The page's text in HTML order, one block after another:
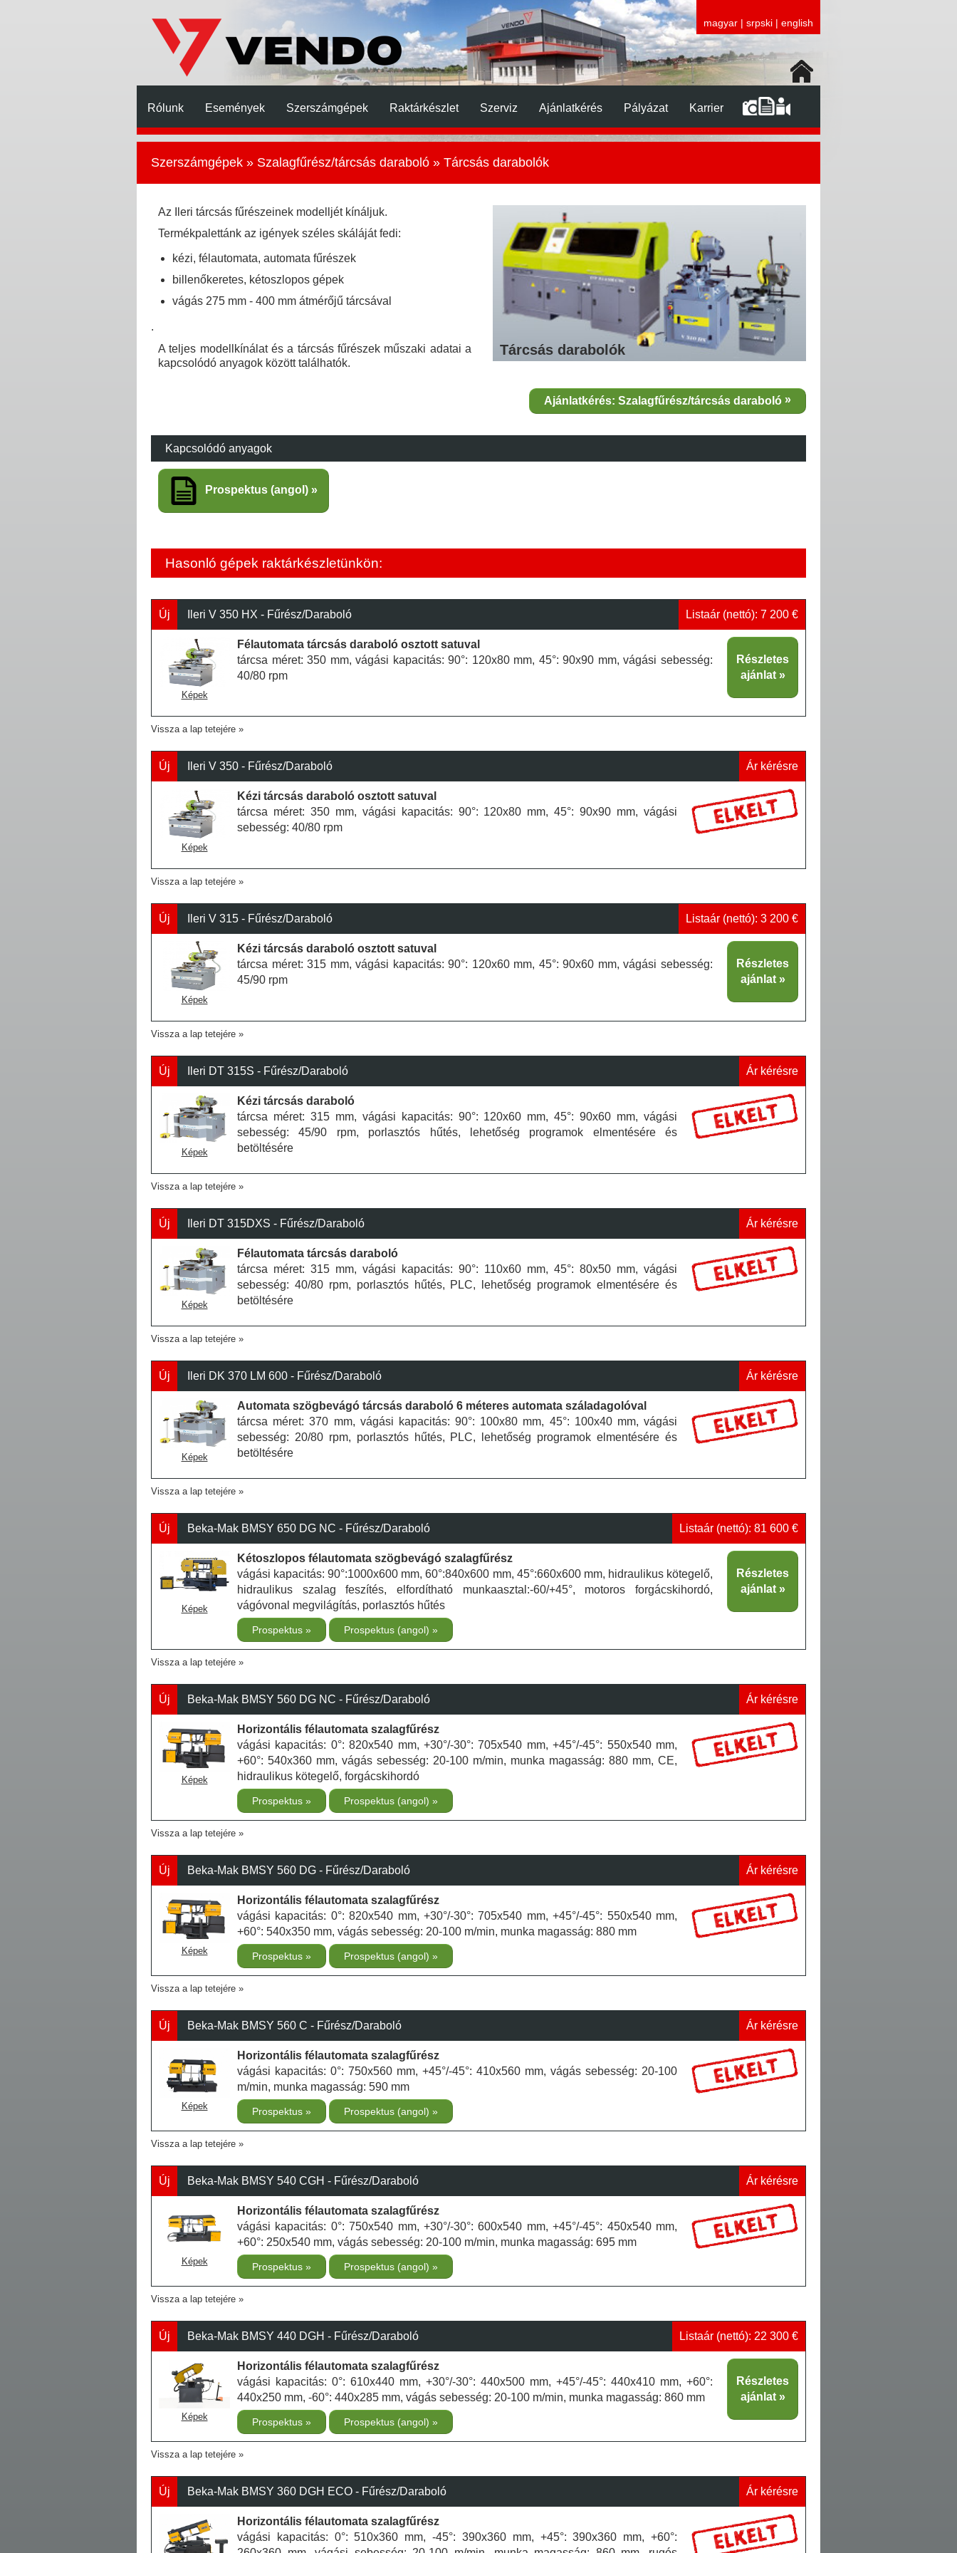
magyar | srpski | english
Rólunk Események Szerszámgépek Raktárkészlet Szerviz Ajánlatkérés Pályázat Karrier
Szerszámgépek » Szalagfűrész/tárcsás daraboló » Tárcsás darabolók
Tárcsás darabolók
Ajánlatkérés: Szalagfűrész/tárcsás daraboló
Az Ileri tárcsás fűrészeinek modelljét kínáljuk.
Termékpalettánk az igények széles skáláját fedi:
kézi, félautomata, automata fűrészek
billenőkeretes, kétoszlopos gépek
vágás 275 mm - 400 mm átmérőjű tárcsával
.
A teljes modellkínálat és a tárcsás fűrészek műszaki adatai a
kapcsolódó anyagok között találhatók.
Kapcsolódó anyagok
Prospektus (angol)
Hasonló gépek raktárkészletünkön:
Új Ileri V 350 HX - Fűrész/Daraboló Listaár (nettó): 7 200 €
Képek
Részletes
ajánlat
Félautomata tárcsás daraboló osztott satuval
tárcsa méret: 350 mm, vágási kapacitás: 90°: 120x80 mm, 45°: 90x90 mm, vágási sebesség:
40/80 rpm
Vissza a lap tetejére
Új Ileri V 350 - Fűrész/Daraboló Ár kérésre
Képek
Kézi tárcsás daraboló osztott satuval
tárcsa méret: 350 mm, vágási kapacitás: 90°: 120x80 mm, 45°: 90x90 mm, vágási
sebesség: 40/80 rpm
Vissza a lap tetejére
Új Ileri V 315 - Fűrész/Daraboló Listaár (nettó): 3 200 €
Képek
Részletes
ajánlat
Kézi tárcsás daraboló osztott satuval
tárcsa méret: 315 mm, vágási kapacitás: 90°: 120x60 mm, 45°: 90x60 mm, vágási sebesség:
45/90 rpm
Vissza a lap tetejére
Új Ileri DT 315S - Fűrész/Daraboló Ár kérésre
Képek
Kézi tárcsás daraboló
tárcsa méret: 315 mm, vágási kapacitás: 90°: 120x60 mm, 45°: 90x60 mm, vágási
sebesség: 45/90 rpm, porlasztós hűtés, lehetőség programok elmentésére és
betöltésére
Vissza a lap tetejére
Új Ileri DT 315DXS - Fűrész/Daraboló Ár kérésre
Képek
Félautomata tárcsás daraboló
tárcsa méret: 315 mm, vágási kapacitás: 90°: 110x60 mm, 45°: 80x50 mm, vágási
sebesség: 40/80 rpm, porlasztós hűtés, PLC, lehetőség programok elmentésére és
betöltésére
Vissza a lap tetejére
Új Ileri DK 370 LM 600 - Fűrész/Daraboló Ár kérésre
Képek
Automata szögbevágó tárcsás daraboló 6 méteres automata száladagolóval
tárcsa méret: 370 mm, vágási kapacitás: 90°: 100x80 mm, 45°: 100x40 mm, vágási
sebesség: 20/80 rpm, porlasztós hűtés, PLC, lehetőség programok elmentésére és
betöltésére
Vissza a lap tetejére
Új Beka-Mak BMSY 650 DG NC - Fűrész/Daraboló Listaár (nettó): 81 600 €
Képek
Részletes
ajánlat
Kétoszlopos félautomata szögbevágó szalagfűrész
vágási kapacitás: 90°:1000x600 mm, 60°:840x600 mm, 45°:660x600 mm, hidraulikus kötegelő,
hidraulikus szalag feszítés, elfordítható munkaasztal:-60/+45°, motoros forgácskihordó,
vágóvonal megvilágítás, porlasztós hűtés
Prospektus Prospektus (angol)
Vissza a lap tetejére
Új Beka-Mak BMSY 560 DG NC - Fűrész/Daraboló Ár kérésre
Képek
Horizontális félautomata szalagfűrész
vágási kapacitás: 0°: 820x540 mm, +30°/-30°: 705x540 mm, +45°/-45°: 550x540 mm,
+60°: 540x360 mm, vágás sebesség: 20-100 m/min, munka magasság: 880 mm, CE,
hidraulikus kötegelő, forgácskihordó
Prospektus Prospektus (angol)
Vissza a lap tetejére
Új Beka-Mak BMSY 560 DG - Fűrész/Daraboló Ár kérésre
Képek
Horizontális félautomata szalagfűrész
vágási kapacitás: 0°: 820x540 mm, +30°/-30°: 705x540 mm, +45°/-45°: 550x540 mm,
+60°: 540x350 mm, vágás sebesség: 20-100 m/min, munka magasság: 880 mm
Prospektus Prospektus (angol)
Vissza a lap tetejére
Új Beka-Mak BMSY 560 C - Fűrész/Daraboló Ár kérésre
Képek
Horizontális félautomata szalagfűrész
vágási kapacitás: 0°: 750x560 mm, +45°/-45°: 410x560 mm, vágás sebesség: 20-100
m/min, munka magasság: 590 mm
Prospektus Prospektus (angol)
Vissza a lap tetejére
Új Beka-Mak BMSY 540 CGH - Fűrész/Daraboló Ár kérésre
Képek
Horizontális félautomata szalagfűrész
vágási kapacitás: 0°: 750x540 mm, +30°/-30°: 600x540 mm, +45°/-45°: 450x540 mm,
+60°: 250x540 mm, vágás sebesség: 20-100 m/min, munka magasság: 695 mm
Prospektus Prospektus (angol)
Vissza a lap tetejére
Új Beka-Mak BMSY 440 DGH - Fűrész/Daraboló Listaár (nettó): 22 300 €
Képek
Részletes
ajánlat
Horizontális félautomata szalagfűrész
vágási kapacitás: 0°: 610x440 mm, +30°/-30°: 440x500 mm, +45°/-45°: 440x410 mm, +60°:
440x250 mm, -60°: 440x285 mm, vágás sebesség: 20-100 m/min, munka magasság: 860 mm
Prospektus Prospektus (angol)
Vissza a lap tetejére
Új Beka-Mak BMSY 360 DGH ECO - Fűrész/Daraboló Ár kérésre
Horizontális félautomata szalagfűrész
vágási kapacitás: 0°: 510x360 mm, -45°: 390x360 mm, +45°: 390x360 mm, +60°: